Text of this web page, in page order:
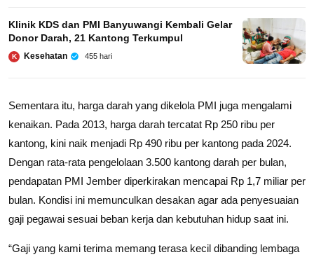
Klinik KDS dan PMI Banyuwangi Kembali Gelar
Donor Darah, 21 Kantong Terkumpul
K Kesehatan 455 hari
Sementara itu, harga darah yang dikelola PMI juga mengalami
kenaikan. Pada 2013, harga darah tercatat Rp 250 ribu per
kantong, kini naik menjadi Rp 490 ribu per kantong pada 2024.
Dengan rata-rata pengelolaan 3.500 kantong darah per bulan,
pendapatan PMI Jember diperkirakan mencapai Rp 1,7 miliar per
bulan. Kondisi ini memunculkan desakan agar ada penyesuaian
gaji pegawai sesuai beban kerja dan kebutuhan hidup saat ini.
“Gaji yang kami terima memang terasa kecil dibanding lembaga